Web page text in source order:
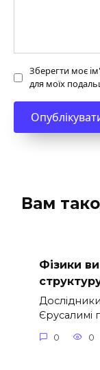
Зберегти моє
для моїх
Вам
Фізики
Єрусалимі
0 0